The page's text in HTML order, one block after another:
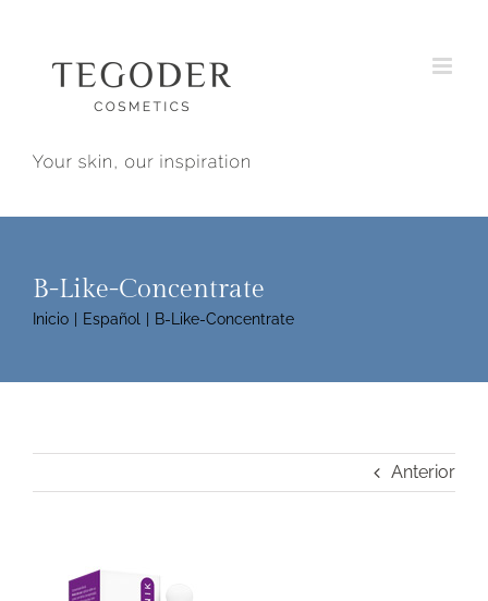
B-Like-Concentrate
Inicio Español B-Like-Concentrate
Anterior